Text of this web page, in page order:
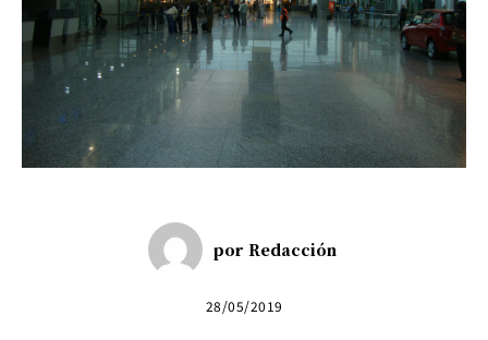
por Redacción
28/05/2019